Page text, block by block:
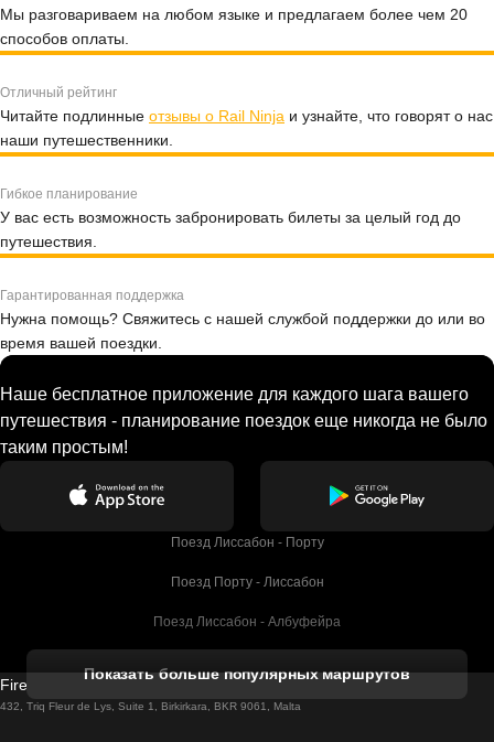
Мы разговариваем на любом языке и предлагаем более чем 20
способов оплаты.
Отличный рейтинг
Читайте подлинные отзывы о Rail Ninja и узнайте, что говорят о нас
наши путешественники.
Гибкое планирование
У вас есть возможность забронировать билеты за целый год до
путешествия.
Гарантированная поддержка
Нужна помощь? Свяжитесь с нашей службой поддержки до или во
время вашей поездки.
Наше бесплатное приложение для каждого шага вашего
путешествия - планирование поездок еще никогда не было
таким простым!
Поезд Лиссабон - Порту
Поезд Порту - Лиссабон
Поезд Лиссабон - Албуфейра
Поезд Лиссабон - Лагос
Показать больше популярных маршрутов
Firebird GT Limited (OC 1451)
432, Triq Fleur de Lys, Suite 1, Birkirkara, BKR 9061, Malta